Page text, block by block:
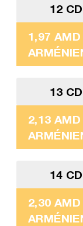
12
1,97
13
2,13
14
2,30